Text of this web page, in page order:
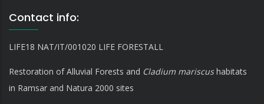
Contact info:
LIFE18 NAT/IT/001020 LIFE FORESTALL
Restoration of Alluvial Forests and Cladium mariscushabitats
in Ramsar and Natura 2000 sites